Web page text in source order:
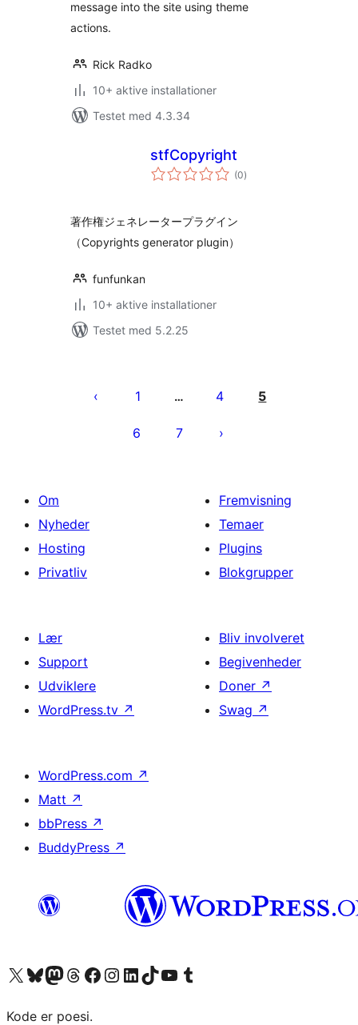
message into the site using theme
actions.
Rick Radko
10+ aktive installationer
Testet med 4.3.34
stfCopyright
(0totale
bedømmelser
)
著作権ジェネレータープラグイン
（Copyrights generator plugin）
funfunkan
10+ aktive installationer
Testet med 5.2.25
1 … 4 5
6 7
Om
Nyheder
Hosting
Privatliv
Fremvisning
Temaer
Plugins
Blokgrupper
Lær
Support
Udviklere
WordPress.tv ↗
Bliv involveret
Begivenheder
Doner ↗
Swag ↗
WordPress.com ↗
Matt ↗
bbPress ↗
BuddyPress ↗
Besøg vores X (tidligere Twitter) konto
Besøg vores Bluesky-konto
Besøg vores Mastodon konto
Besøg vores Threads-konto
Besøg vores Facebook sideBesøg vores Instagram konto
Besøg vores LinkedIn konto
Besøg vores TikTok-konto
Besøg vores YouTube-kanalBesøg vores Tumblr-konto
Kode er poesi.